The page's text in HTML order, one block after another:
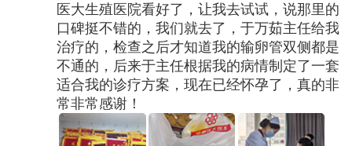
医大生殖医院看好了，让我去试试，说那里的
口碑挺不错的，我们就去了，于万茹主任给我
治疗的，检查之后才知道我的输卵管双侧都是
不通的，后来于主任根据我的病情制定了一套
适合我的诊疗方案，现在已经怀孕了，真的非
常非常感谢！